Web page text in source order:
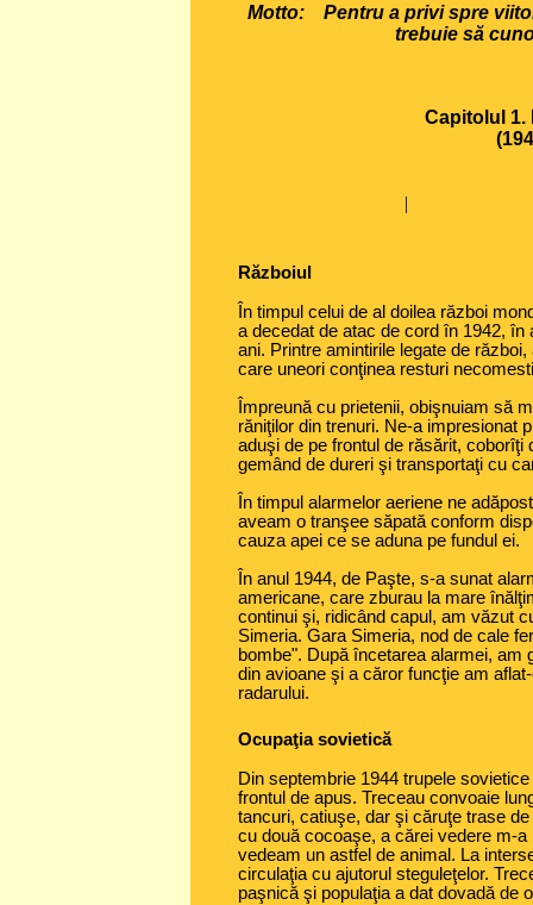
Motto: Pentru a privi spre
trebuie să
Capitolul 1.
|
Războiul
În timpul celui de al doilea război
a decedat de atac de cord în 1942,
ani. Printre amintirile legate de
care uneori conţinea resturi
Împreună cu prietenii, obişnuiam să
răniţilor din trenuri. Ne-a impresionat
aduşi de pe frontul de răsărit, coborîţi
gemând de dureri şi transportaţi cu
În timpul alarmelor aeriene ne
aveam o tranşee săpată conform
cauza apei ce se aduna pe fundul ei.
În anul 1944, de Paşte, s-a sunat
americane, care zburau la mare
continui şi, ridicând capul, am văzut
Simeria. Gara Simeria, nod de cale
bombe". După încetarea alarmei, am
din avioane şi a căror funcţie am
radarului.
Ocupaţia sovietică
Din septembrie 1944 trupele
frontul de apus. Treceau convoaie
tancuri, catiuşe, dar şi căruţe trase
cu două cocoaşe, a cărei vedere m-
vedeam un astfel de animal. La
circulaţia cu ajutorul steguleţelor.
paşnică şi populaţia a dat dovadă de